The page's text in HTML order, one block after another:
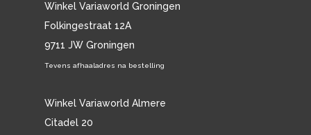
Winkel Variaworld Groningen
Folkingestraat 12A
9711 JW Groningen
Tevens afhaaladres na bestelling
Winkel Variaworld Almere
Citadel 20